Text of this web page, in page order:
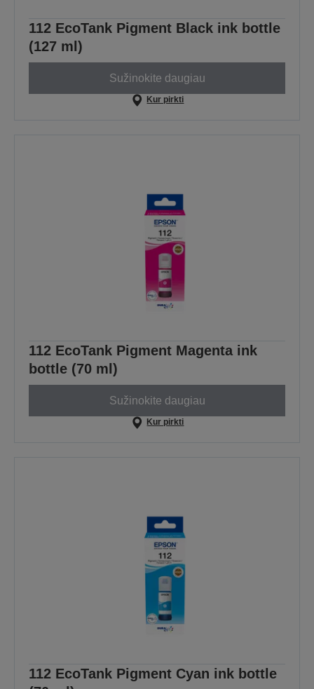
112 EcoTank Pigment Black ink bottle
(127 ml)
Sužinokite daugiau
Kur pirkti
112 EcoTank Pigment Magenta ink
bottle (70 ml)
Sužinokite daugiau
Kur pirkti
112 EcoTank Pigment Cyan ink bottle